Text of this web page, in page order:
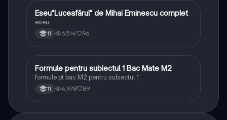
Limba și literatura română
Eseu”Luceafărul” de Mihai Eminescu complet
eseu
11 6,514 96
Matematică
Formule pentru subiectul 1 Bac Mate M2
formule pt bac M2 pentru subiectul 1
11 4,978 89